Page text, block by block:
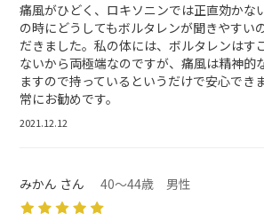
痛風がひどく、ロキソニンでは正直効かな
の時にどうしてもボルタレンが聞きやすい
だきました。私の体には、ボルタレンはす
ないから両極端なのですが、痛風は精神的
ますので持っているというだけで安心でき
常にお勧めです。
2021.12.12
みかん さん 40～44歳 男性